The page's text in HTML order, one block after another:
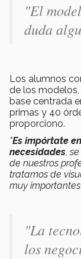
"El
duda
Los alumnos
de los
base centrada
primas y 40
proporciono.
"Es impórtate
necesidades,
de nuestros
tratamos de
muy
"La
los